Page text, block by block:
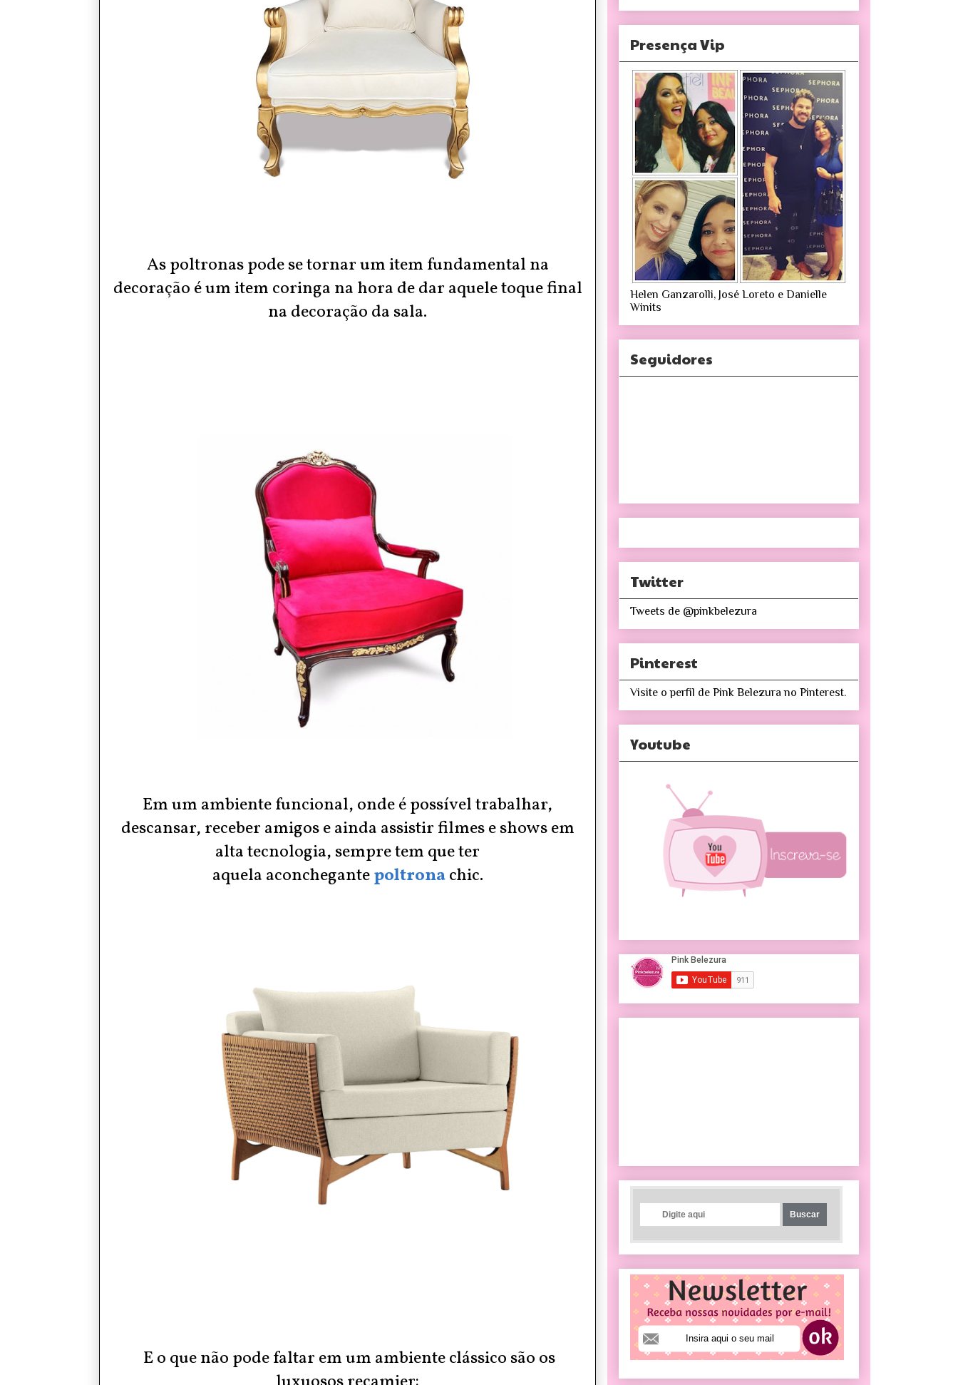
Aspoltronaspode se tornar um item fundamental na
decoração é um item coringa na hora de dar aquele toque final
na decoração da sala.
Em um ambiente funcional, onde é possível trabalhar,
descansar, receber amigos e ainda assistir filmes e shows em
alta tecnologia, sempre tem que ter
aquela aconchegantepoltronachic.
E o que não pode faltar em um ambiente clássico são os
Presença Vip
Helen Ganzarolli, José Loreto e Danielle
Winits
Seguidores
Twitter
Tweets de @pinkbelezura
Pinterest
Visite o perfil de Pink Belezura no Pinterest.
Youtube